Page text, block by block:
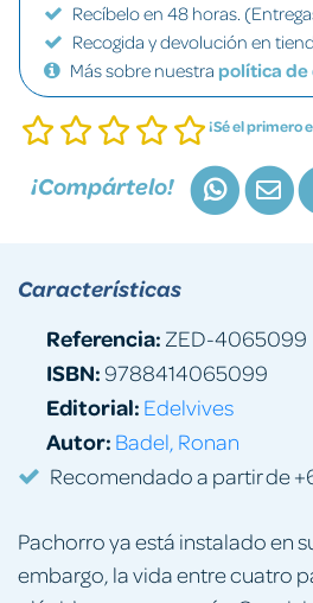
Recíbelo en 48 horas.
Recogida y devolución en
Más sobre nuestra política de
¡Sé el primero
¡Compártelo!
Pachorro ya está instalado en
embargo, la vida entre cuatro
Características
Referencia: ZED-4065099
ISBN:9788414065099
Editorial: Edelvives
Autor: Badel, Ronan
Recomendado a partir de